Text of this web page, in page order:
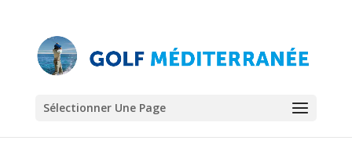
Sélectionner Une Page